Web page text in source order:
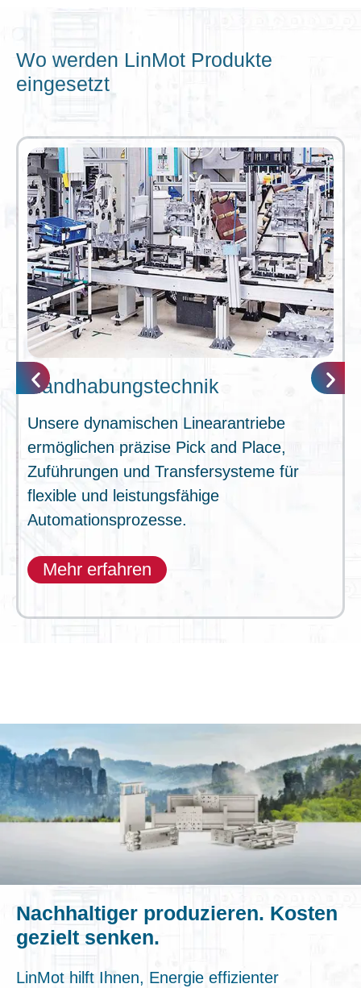
Wo werden LinMot Produkte
eingesetzt
Handhabungstechnik
Unsere dynamischen Linearantriebe
ermöglichen präzise Pick and Place,
Zuführungen und Transfersysteme für
flexible und leistungsfähige
Automationsprozesse.
Mehr erfahren
Nachhaltiger produzieren. Kosten
gezielt senken.
LinMot hilft Ihnen, Energie effizienter